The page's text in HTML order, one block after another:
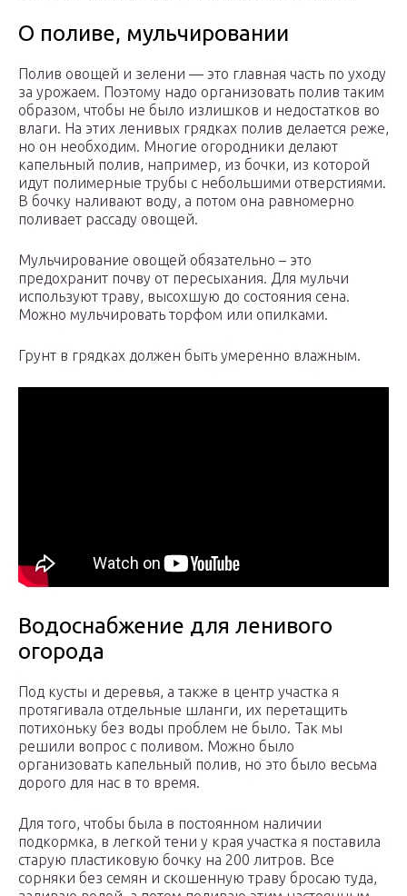
О поливе, мульчировании
Полив овощей и зелени — это главная часть по уходу
за урожаем. Поэтому надо организовать полив таким
образом, чтобы не было излишков и недостатков во
влаги. На этих ленивых грядках полив делается реже,
но он необходим. Многие огородники делают
капельный полив, например, из бочки, из которой
идут полимерные трубы с небольшими отверстиями.
В бочку наливают воду, а потом она равномерно
поливает рассаду овощей.
Мульчирование овощей обязательно – это
предохранит почву от пересыхания. Для мульчи
используют траву, высохшую до состояния сена.
Можно мульчировать торфом или опилками.
Грунт в грядках должен быть умеренно влажным.
Водоснабжение для ленивого
огорода
Под кусты и деревья, а также в центр участка я
протягивала отдельные шланги, их перетащить
потихоньку без воды проблем не было. Так мы
решили вопрос с поливом. Можно было
организовать капельный полив, но это было весьма
дорого для нас в то время.
Для того, чтобы была в постоянном наличии
подкормка, в легкой тени у края участка я поставила
старую пластиковую бочку на 200 литров. Все
сорняки без семян и скошенную траву бросаю туда,